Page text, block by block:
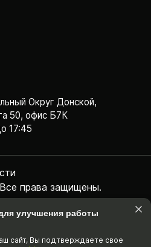
Округ Донской,
50, офис Б7К
17:45
права защищены.
касающаяся технических
товаров, носит
условиях не является публичной
Статьи 437(2) Гражданского
улучшения работы
cайт, Вы подтвержда­ете свое